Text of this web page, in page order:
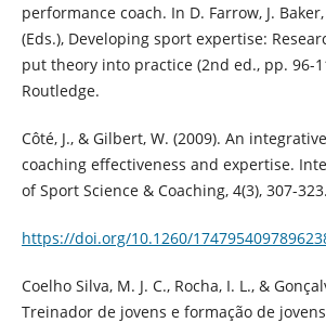
performance coach. In D. Farrow, J.
(Eds.), Developing sport expertise:
put theory into practice (2nd ed., pp. 96-
Routledge.
Côté, J., & Gilbert, W. (2009). An
coaching effectiveness and expertise.
of Sport Science & Coaching, 4(3), 307-323.
https://doi.org/10.1260/
Coelho Silva, M. J. C., Rocha, I. L., &
Treinador de jovens e formação de